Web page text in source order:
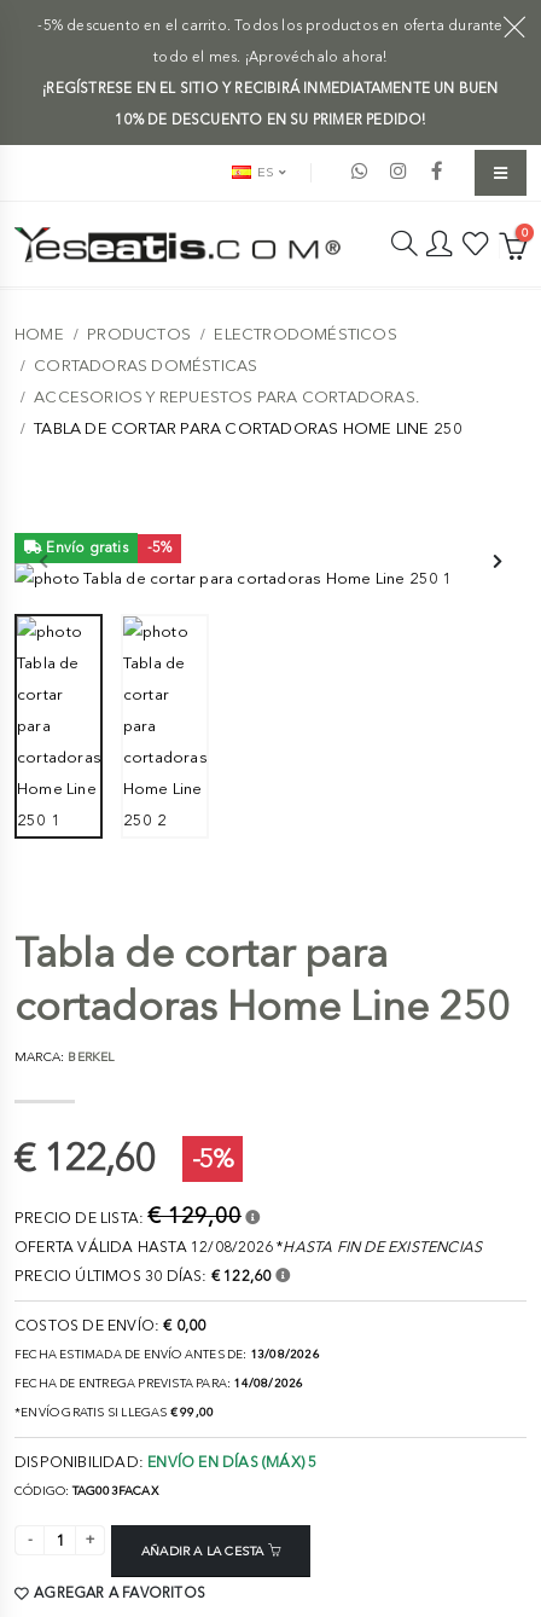
-5% descuento en el carrito. Todos los productos en oferta durante
todo el mes. ¡Aprovéchalo ahora!
¡REGÍSTRESE EN EL SITIO Y RECIBIRÁ INMEDIATAMENTE UN BUEN
10% DE DESCUENTO EN SU PRIMER PEDIDO!
ES
0
HOME PRODUCTOS
ELECTRODOMÉSTICOS
CORTADORAS DOMÉSTICAS
ACCESORIOS Y REPUESTOS PARA CORTADORAS.
TABLA DE CORTAR PARA CORTADORAS HOME LINE 250
Envío gratis -5%
Tabla de cortar para
cortadoras Home Line 250
MARCA: BERKEL
€ 122,60 -5%
PRECIO DE LISTA:€ 129,00
OFERTA VÁLIDA HASTA 12/08/2026 *HASTA FIN DE EXISTENCIAS
PRECIO ÚLTIMOS 30 DÍAS: € 122,60
COSTOS DE ENVÍO:€ 0,00
FECHA ESTIMADA DE ENVÍO ANTES DE: 13/08/2026
FECHA DE ENTREGA PREVISTA PARA: 14/08/2026
*ENVÍO GRATIS SI LLEGAS € 99,00
DISPONIBILIDAD: ENVÍO EN DÍAS (MÁX) 5
CÓDIGO:TAG003FACAX
AÑADIR A LA CESTA
AGREGAR A FAVORITOS